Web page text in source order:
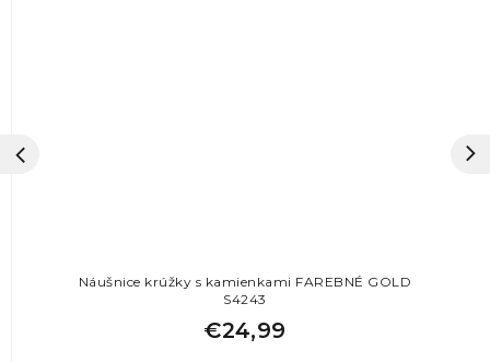
Náušnice krúžky s kamienkami FAREBNÉ GOLD
S4243
€24,99